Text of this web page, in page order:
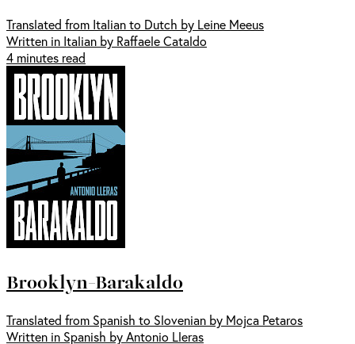
Translated from Italian to Dutch by Leine Meeus
Written in Italian by Raffaele Cataldo
4 minutes read
Brooklyn-Barakaldo
Translated from Spanish to Slovenian by Mojca Petaros
Written in Spanish by Antonio Lleras